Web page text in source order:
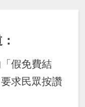
假免費結
求民眾按讚